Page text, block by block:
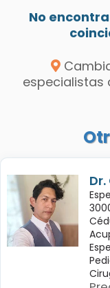
No
especialistas